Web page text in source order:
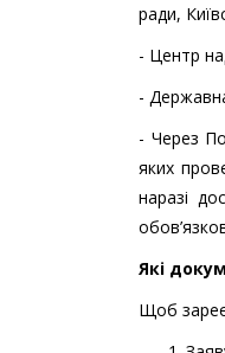
ради,
- Центр
-
- Через
яких
наразі
Які
Щоб